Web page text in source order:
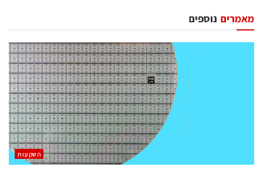
נוספים מאמרים
השקעות